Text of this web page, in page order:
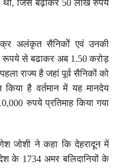
जिसे बढ़ाकर 50 लाख रुपये
अलंकृत सैनिकोें एवं उनकी
रूपये से बढाकर अब 1.50 करोड़
राज्य है जहां पूर्व सैनिकों को
किया है वर्तमान में यह मानदेय
रुपये प्रतिमाह किया गया
जोशी ने कहा कि देहरादून में
के 1734 अमर बलिदानियों के